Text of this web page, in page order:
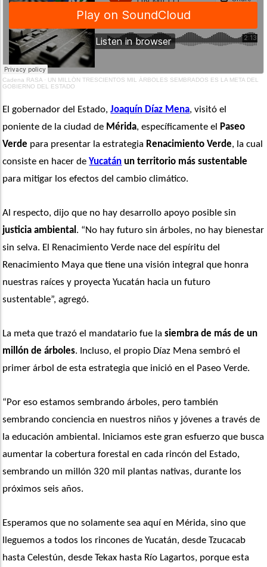
Cadena RASA · UN MILLÓN TRESCIENTOS MIL ÁRBOLES SEMBRADOS ES LA META DEL
GOBIERNO DEL ESTADO
El gobernador del Estado, Joaquín Díaz Mena, visitó el
poniente de la ciudad de Mérida, específicamente el
Paseo
Verde para presentar la estrategia Renacimiento Verde, la cual
consiste en hacer de Yucatán un territorio más sustentable
para mitigar los efectos del cambio climático.
Al respecto, dijo que no hay desarrollo apoyo posible sin
justicia ambiental . “No hay futuro sin árboles, no hay bienestar
sin selva. El Renacimiento Verde nace del espíritu del
Renacimiento Maya que tiene una visión integral que honra
nuestras raíces y proyecta Yucatán hacia un futuro
sustentable”, agregó.
La meta que trazó el mandatario fue la siembra de más de un
millón de árboles. Incluso, el propio Díaz Mena sembró el
primer árbol de esta estrategia que inició en el Paseo Verde.
“Por eso estamos sembrando árboles, pero también
sembrando conciencia en nuestros niños y jóvenes a través de
la educación ambiental. Iniciamos este gran esfuerzo que busca
aumentar la cobertura forestal en cada rincón del Estado,
sembrando un millón 320 mil plantas nativas, durante los
próximos seis años.
Esperamos que no solamente sea aquí en Mérida, sino que
lleguemos a todos los rincones de Yucatán, desde Tzucacab
hasta Celestún, desde Tekax hasta Río Lagartos, porque esta